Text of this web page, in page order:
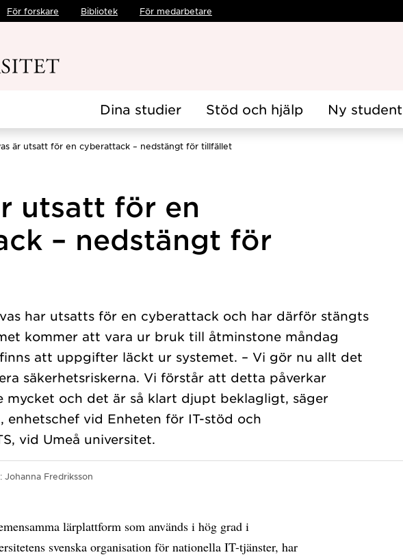
För forskare Bibliotek För medarbetare
Dina studier Stöd och hjälp Ny student
är utsatt för en cyberattack – nedstängt för tillfället
utsatt för en
– nedstängt för
har utsatts för en cyberattack och har därför stängts
kommer att vara ur bruk till åtminstone måndag
att uppgifter läckt ur systemet. – Vi gör nu allt det
säkerhetsriskerna. Vi förstår att detta påverkar
mycket och det är så klart djupt beklagligt, säger
enhetschef vid Enheten för IT-stöd och
vid Umeå universitet.
Johanna Fredriksson
lärplattform som används i hög grad i
svenska organisation för nationella IT-tjänster, har